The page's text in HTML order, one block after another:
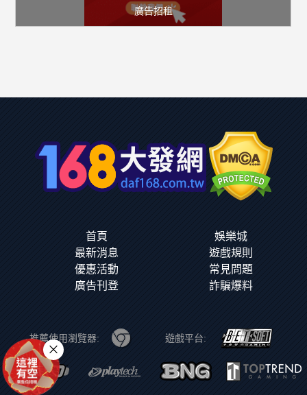
廣告招租
首頁
娛樂城
最新消息
遊戲規則
優惠活動
常見問題
廣告刊登
詐騙爆料
推薦使用瀏覽器: 遊戲平台: